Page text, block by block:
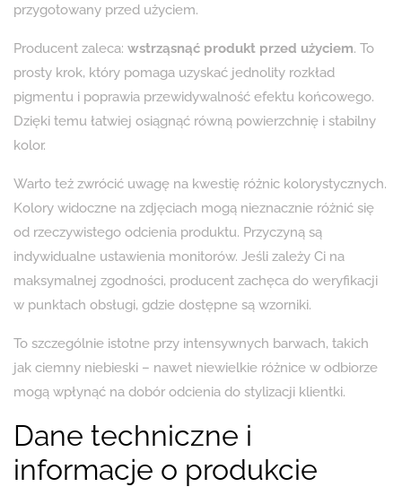
przygotowany przed użyciem.
Producent zaleca: wstrząsnąć produkt przed użyciem. To
prosty krok, który pomaga uzyskać jednolity rozkład
pigmentu i poprawia przewidywalność efektu końcowego.
Dzięki temu łatwiej osiągnąć równą powierzchnię i stabilny
kolor.
Warto też zwrócić uwagę na kwestię różnic kolorystycznych.
Kolory widoczne na zdjęciach mogą nieznacznie różnić się
od rzeczywistego odcienia produktu. Przyczyną są
indywidualne ustawienia monitorów. Jeśli zależy Ci na
maksymalnej zgodności, producent zachęca do weryfikacji
w punktach obsługi, gdzie dostępne są wzorniki.
To szczególnie istotne przy intensywnych barwach, takich
jak ciemny niebieski – nawet niewielkie różnice w odbiorze
mogą wpłynąć na dobór odcienia do stylizacji klientki.
Dane techniczne i
informacje o produkcie